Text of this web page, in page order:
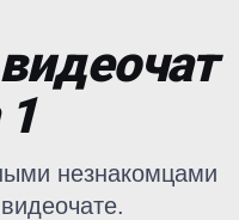
1
незнакомцами